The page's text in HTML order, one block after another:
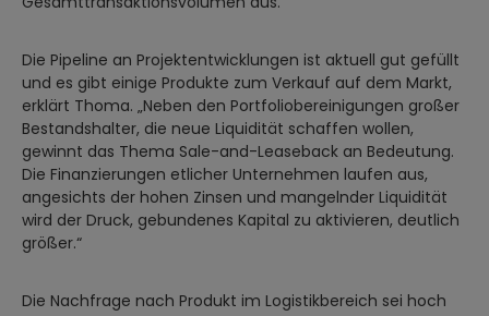
Die Pipeline an Projektentwicklungen ist aktuell gut gefüllt
und es gibt einige Produkte zum Verkauf auf dem Markt,
erklärt Thoma. „Neben den Portfoliobereinigungen großer
Bestandshalter, die neue Liquidität schaffen wollen,
gewinnt das Thema Sale-and-Leaseback an Bedeutung.
Die Finanzierungen etlicher Unternehmen laufen aus,
angesichts der hohen Zinsen und mangelnder Liquidität
wird der Druck, gebundenes Kapital zu aktivieren, deutlich
größer.“
Die Nachfrage nach Produkt im Logistikbereich sei hoch